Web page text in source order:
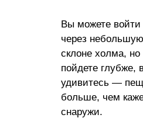
Вы можете
через
склоне холма,
пойдете глубже,
удивитесь —
больше, чем
снаружи.